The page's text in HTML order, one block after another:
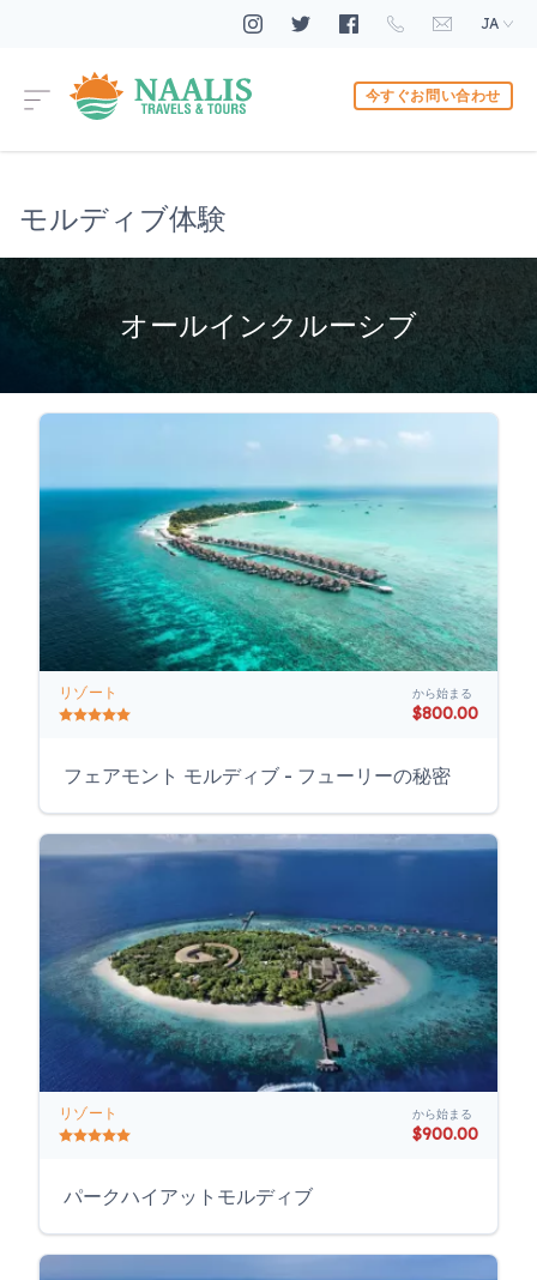
JA
今すぐお問い合わせ
モルディブ体験
オールインクルーシブ
リゾート から始まる
$800.00
フェアモント モルディブ - フューリーの秘密
リゾート から始まる
$900.00
パークハイアットモルディブ